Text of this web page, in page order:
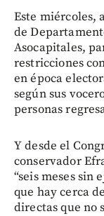
Este miércoles,
de
Asocapitales,
restricciones
en época
según sus
personas
Y desde el
conservador
“seis meses sin
que hay cerca
directas que no